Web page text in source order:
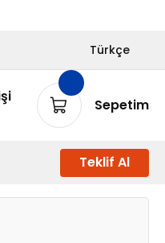
Türkçe
Sepetim
Teklif Al